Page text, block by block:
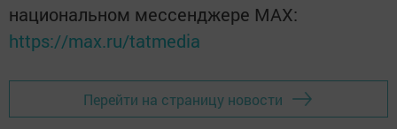
национальном мессенджере MАХ:
https://max.ru/tatmedia
Перейти на страницу новости